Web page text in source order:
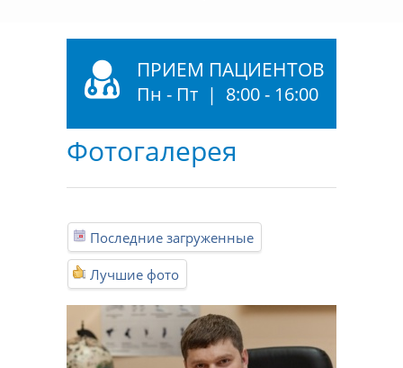
ПРИЕМ ПАЦИЕНТОВ
Пн - Пт | 8:00 - 16:00
Фотогалерея
Последние загруженные
Лучшие фото